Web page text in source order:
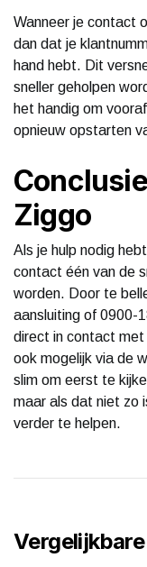
Wanneer je contact
dan dat je
hand hebt. Dit
sneller geholpen
het handig om
opnieuw opstarten
Ziggo
Als je hulp nodig
contact één van de
worden. Door te
aansluiting of 0900-
direct in contact met
ook mogelijk via de
slim om eerst te
maar als dat niet zo
verder te helpen.